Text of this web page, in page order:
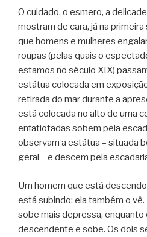
O cuidado, o esmero, a
mostram de cara, já na
que homens e mulheres
roupas (pelas quais o
estamos no século XIX)
estátua colocada em
retirada do mar durante a
está colocada no alto de uma
enfatiotadas sobem pela
observam a estátua – situada
geral – e descem pela
Um homem que está
está subindo; ela também o vê.
sobe mais depressa, enquanto
descendente e sobe. Os dois